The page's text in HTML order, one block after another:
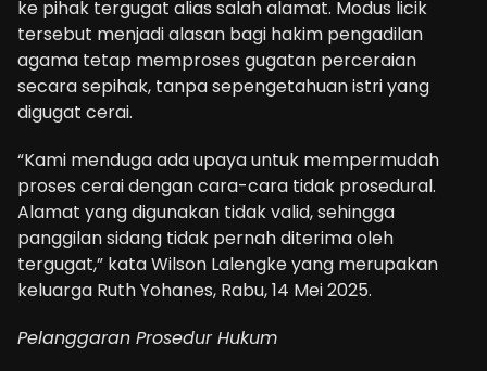
ke pihak tergugat alias salah alamat. Modus licik
tersebut menjadi alasan bagi hakim pengadilan
agama tetap memproses gugatan perceraian
secara sepihak, tanpa sepengetahuan istri yang
digugat cerai.
“Kami menduga ada upaya untuk mempermudah
proses cerai dengan cara-cara tidak prosedural.
Alamat yang digunakan tidak valid, sehingga
panggilan sidang tidak pernah diterima oleh
tergugat,” kata Wilson Lalengke yang merupakan
keluarga Ruth Yohanes, Rabu, 14 Mei 2025.
Pelanggaran Prosedur Hukum